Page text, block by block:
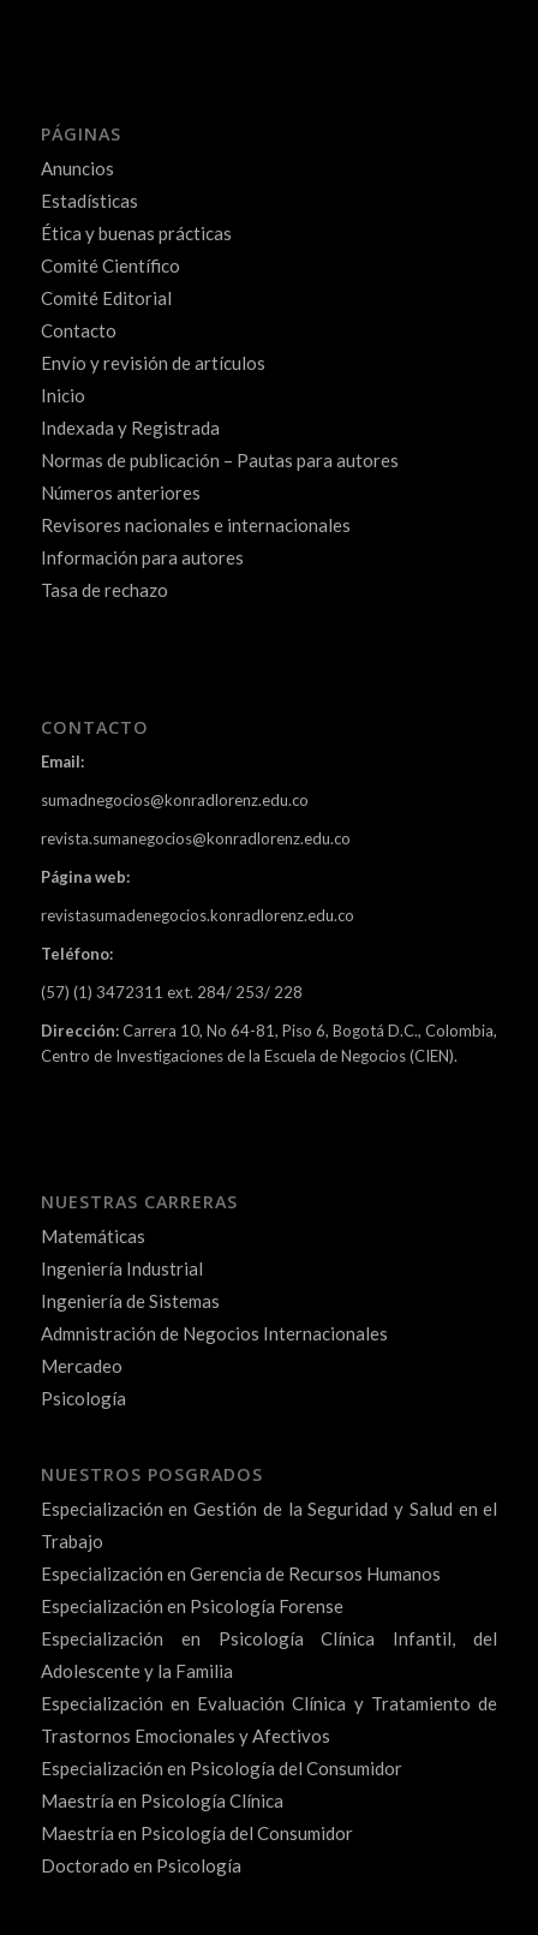
PÁGINAS
Anuncios
Estadísticas
Ética y buenas prácticas
Comité Científico
Comité Editorial
Contacto
Envío y revisión de artículos
Inicio
Indexada y Registrada
Normas de publicación – Pautas para autores
Números anteriores
Revisores nacionales e internacionales
Información para autores
Tasa de rechazo
CONTACTO
Email:
sumadnegocios@konradlorenz.edu.co
revista.sumanegocios@konradlorenz.edu.co
Página web:
revistasumadenegocios.konradlorenz.edu.co
Teléfono:
(57) (1) 3472311 ext. 284/ 253/ 228
Dirección:Carrera 10, No 64-81, Piso 6, Bogotá D.C., Colombia,
Centro de Investigaciones de la Escuela de Negocios (CIEN).
NUESTRAS CARRERAS
Matemáticas
Ingeniería Industrial
Ingeniería de Sistemas
Admnistración de Negocios Internacionales
Mercadeo
Psicología
NUESTROS POSGRADOS
Especialización en Gestión de la Seguridad y Salud en el
Trabajo
Especialización en Gerencia de Recursos Humanos
Especialización en Psicología Forense
Especialización en Psicología Clínica Infantil, del
Adolescente y la Familia
Especialización en Evaluación Clínica y Tratamiento de
Trastornos Emocionales y Afectivos
Especialización en Psicología del Consumidor
Maestría en Psicología Clínica
Maestría en Psicología del Consumidor
Doctorado en Psicología